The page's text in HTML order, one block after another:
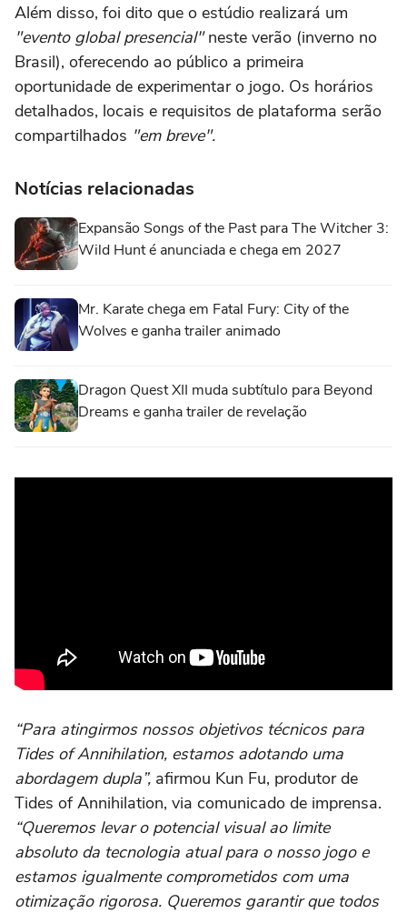
Além disso, foi dito que o estúdio realizará um
"evento global presencial"neste verão (inverno no
Brasil), oferecendo ao público a primeira
oportunidade de experimentar o jogo. Os horários
detalhados, locais e requisitos de plataforma serão
compartilhados "em breve".
Notícias relacionadas
Expansão Songs of the Past para The Witcher 3:
Wild Hunt é anunciada e chega em 2027
Mr. Karate chega em Fatal Fury: City of the
Wolves e ganha trailer animado
Dragon Quest XII muda subtítulo para Beyond
Dreams e ganha trailer de revelação
“Para atingirmos nossos objetivos técnicos para
Tides of Annihilation, estamos adotando uma
abordagem dupla”, afirmou Kun Fu, produtor de
Tides of Annihilation, via comunicado de imprensa.
“Queremos levar o potencial visual ao limite
absoluto da tecnologia atual para o nosso jogo e
estamos igualmente comprometidos com uma
otimização rigorosa. Queremos garantir que todos